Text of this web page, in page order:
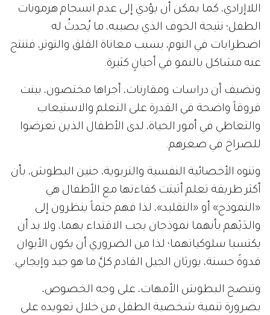
اللاإرادي، كما يمكن أن يؤدي إلى عدم انسجام هرمونات
الطفل؛ نتيجة الخوف الذي يصيبه، ما يُحدثُ له
اضطرابات في النوم، بسبب معاناة القلق والتوتر، فتنتج
عنه مشاكل بالنمو في أحيانٍ كثيرة.
وتضيف أن دراسات ومقارنات، أجراها مختصون، بينت
فروقاً واضحة في القدرة على التعلم والاستيعاب
والتعاطي في أمور الحياة، لدى الأطفال الذين تعرضوا
للصراخ في صغرهم.
وتنوه الأخصائية النفسية والتربوية، حنين البطوش، بأن
أكثر طريقة تعلم أثبتت كفاءتها مع الأطفال هي
«النموذج» أو «التقليد»، لذا فهم حتماً ينظرون إلى
والدَيْهم بأنهما نموذجان يجب الاقتداء بهما، ولا بد أن
يكتسبا سلوكياتهما؛ لذا من الضروري أن يكون الأبوان
قدوةً حسنة، يورثان الجيل القادم كلَّ ما هو جيد وإيجابي.
وتنصح البطوش الأمهات، على وجه الخصوص،
بضرورة تنمية شخصية الطفل من خلال تعويده على